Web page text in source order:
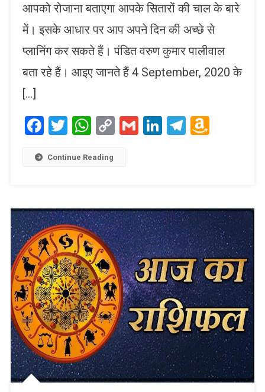
आपको रोजाना बताएगा आपके सितारों की चाल के बारे
में। इसके आधार पर आप अपने दिन की अच्छे से
प्लानिंग कर सकते हैं। पंडित वरुण कुमार पालीवाल
बता रहे हैं। आइए जानते हैं 4 September, 2020 के
[…]
Facebook
Twitter
WhatsApp
CopyGmailLinkedIn
Telegram
Continue Reading